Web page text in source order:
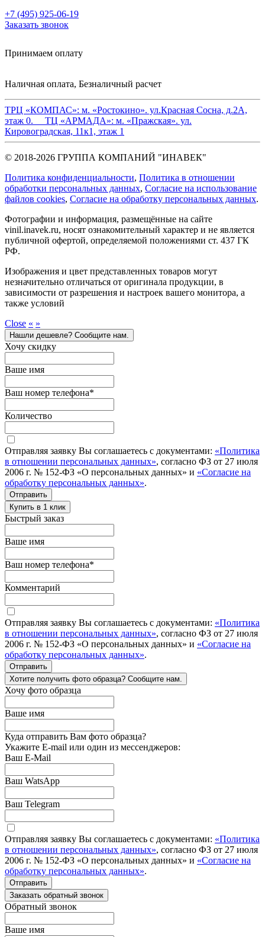
+7 (495) 925-06-19
Заказать звонок
Принимаем оплату
Наличная оплата, Безналичный расчет
ТРЦ «КОМПАС»: м. «Ростокино». ул.Красная Сосна, д.2А,
этаж 0. ТЦ «АРМАДА»: м. «Пражская». ул.
Кировоградская, 11к1, этаж 1
© 2018-2026 ГРУППА КОМПАНИЙ "ИНАВЕК"
Политика конфиденциальности, Политика в отношении
обработки персональных данных, Cогласие на использование
файлов cookies, Согласие на обработку персональных данных.
Фотографии и информация, размещённые на сайте
vinil.inavek.ru, носят ознакомительный характер и не является
публичной офертой, определяемой положениями ст. 437 ГК
РФ.
Изображения и цвет представленных товаров могут
незначительно отличаться от оригинала продукции, в
зависимости от разрешения и настроек вашего монитора, а
также условий
Close « »
Нашли дешевле? Сообщите нам.
Хочу скидку
Ваше имя
Ваш номер телефона*
Количество
Отправляя заявку Вы соглашаетесь с документами: «Политика
в отношении персональных данных», согласно ФЗ от 27 июля
2006 г. № 152-ФЗ «О персональных данных» и «Согласие на
обработку персональных данных».
Отправить
Купить в 1 клик
Быстрый заказ
Ваше имя
Ваш номер телефона*
Комментарий
Отправляя заявку Вы соглашаетесь с документами: «Политика
в отношении персональных данных», согласно ФЗ от 27 июля
2006 г. № 152-ФЗ «О персональных данных» и «Согласие на
обработку персональных данных».
Отправить
Хотите получить фото образца? Сообщите нам.
Хочу фото образца
Ваше имя
Куда отправить Вам фото образца?
Укажите E-mail или один из мессенджеров:
Ваш E-Mail
Ваш WatsApp
Ваш Telegram
Отправляя заявку Вы соглашаетесь с документами: «Политика
в отношении персональных данных», согласно ФЗ от 27 июля
2006 г. № 152-ФЗ «О персональных данных» и «Согласие на
обработку персональных данных».
Отправить
Заказать обратный звонок
Обратный звонок
Ваше имя